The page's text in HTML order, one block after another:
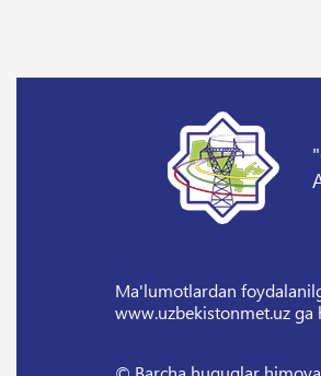
Ma'lumotlardan
www.uzbekistonmet.uz